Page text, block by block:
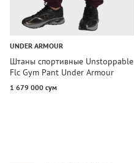
UNDER ARMOUR
Штаны спортивные Unstoppable
Flc Gym Pant Under Armour
1 679 000 сум